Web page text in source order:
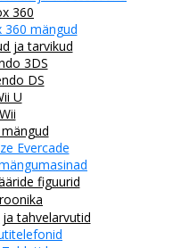
360
360 mängud
ja tarvikud
3DS
DS
U
Wii
Evercade
figuurid
tahvelarvutid